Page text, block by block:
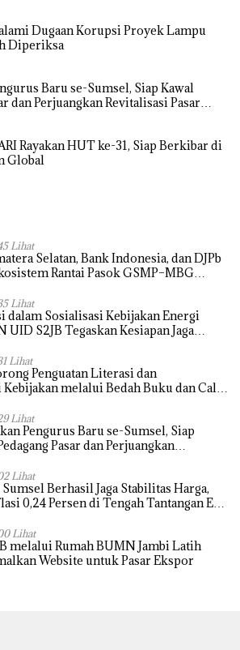
Dugaan Korupsi Proyek Lampu
Diperiksa
Baru se-Sumsel, Siap Kawal
dan Perjuangkan Revitalisasi Pasar
Rayakan HUT ke-31, Siap Berkibar di
Global
Lihat
Selatan, Bank Indonesia, dan DJPb
Rantai Pasok GSMP–MBG
Lihat
dalam Sosialisasi Kebijakan Energi
UID S2JB Tegaskan Kesiapan Jaga
Lihat
Penguatan Literasi dan
Kebijakan melalui Bedah Buku dan Call
Lihat
Pengurus Baru se-Sumsel, Siap
Pasar dan Perjuangkan
Lihat
Berhasil Jaga Stabilitas Harga,
0,24 Persen di Tengah Tantangan El
Lihat
melalui Rumah BUMN Jambi Latih
Website untuk Pasar Ekspor